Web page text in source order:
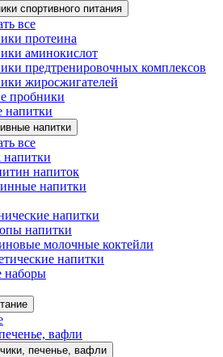
спортивного питания
все
протеина
аминокислот
предтренировочных комплексов
жиросжигателей
пробники
напитки
напитки
все
напиток
напитки
напитки
напитки
молочные коктейли
напитки
наборы
вафли
печенье, вафли